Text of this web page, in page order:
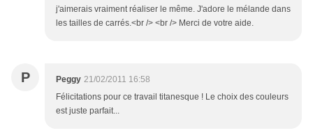
j'aimerais vraiment réaliser le même. J'adore le mélande dans
les tailles de carrés.<br /> <br /> Merci de votre aide.
P Peggy 21/02/2011 16:58
Félicitations pour ce travail titanesque ! Le choix des couleurs
est juste parfait...